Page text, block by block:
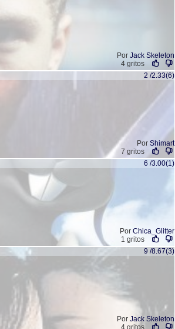
Por Jack Skeleton
4 gritos
2 /2.33(6)
Por Shimart
7 gritos
6 /3.00(1)
Por Chica_Glitter
1 gritos
9 /8.67(3)
Por Jack Skeleton
4 gritos